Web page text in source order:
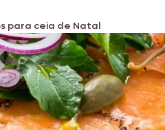
para ceia de Natal